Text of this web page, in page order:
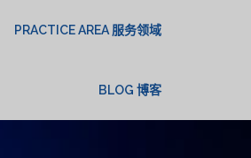
PRACTICE AREA 服务领域
BLOG 博客